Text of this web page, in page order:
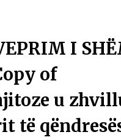
nr. 117
nr. 115
I
of
u
të